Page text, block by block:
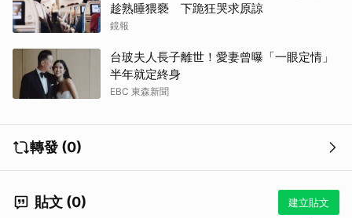
趁熟睡猥褻 下跪狂哭求原諒
鏡報
台玻夫人長子離世！愛妻曾曝「一眼定情」
半年就定終身
EBC 東森新聞
轉發 (0)
貼文 (0) 建立貼文